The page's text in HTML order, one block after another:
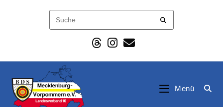
Menü